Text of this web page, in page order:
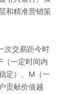
和精准营销策
次交易距今时
（一定时间内
定）、M（一
贡献价值越